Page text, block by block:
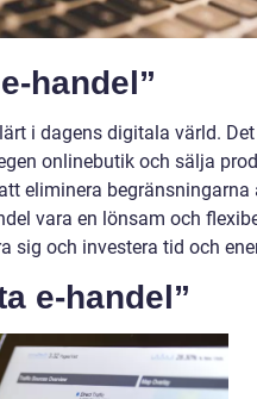
handel”
i dagens digitala värld.
onlinebutik och sälja
eliminera begränsningarna
vara en lönsam och
sig och investera tid och
e-handel”